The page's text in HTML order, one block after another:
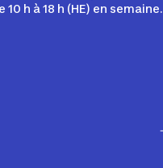
h à 18 h (HE) en semaine.